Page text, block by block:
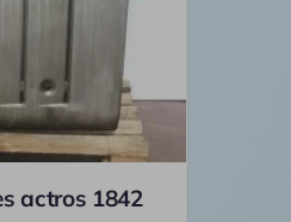
actros 1842